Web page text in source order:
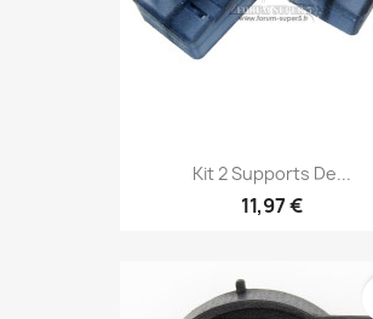
Kit 2 Supports De...
11,97 €